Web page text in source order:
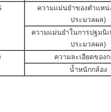
ความแม่นยำของตำแหน่
ประมวลผล)
ความแม่นยำในการปฐมนิ
ประมวลผล)
ความละเอียดของก
น้ำหนักกล้อง